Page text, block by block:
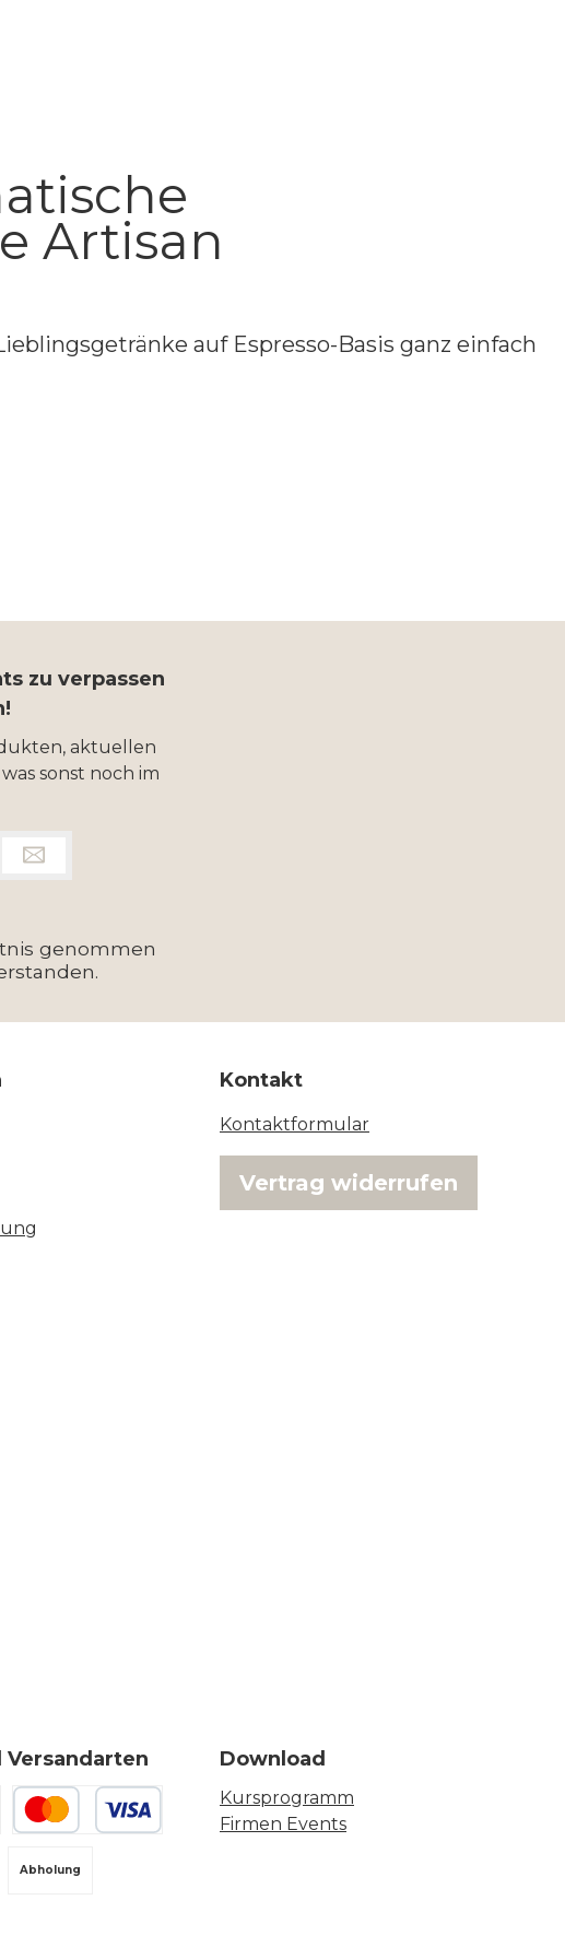
Artisan
auf Espresso-Basis ganz einfach
zu verpassen
aktuellen
sonst noch im
genommen
Kontakt
Kontaktformular
Vertrag widerrufen
Versandarten
Abholung
Download
Kursprogramm
Firmen Events